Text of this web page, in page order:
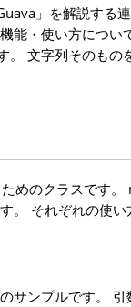
」を解説する
能・使い方につ
。 文字列そのもの
めのクラスです
。 それぞれの使
ンプルです。